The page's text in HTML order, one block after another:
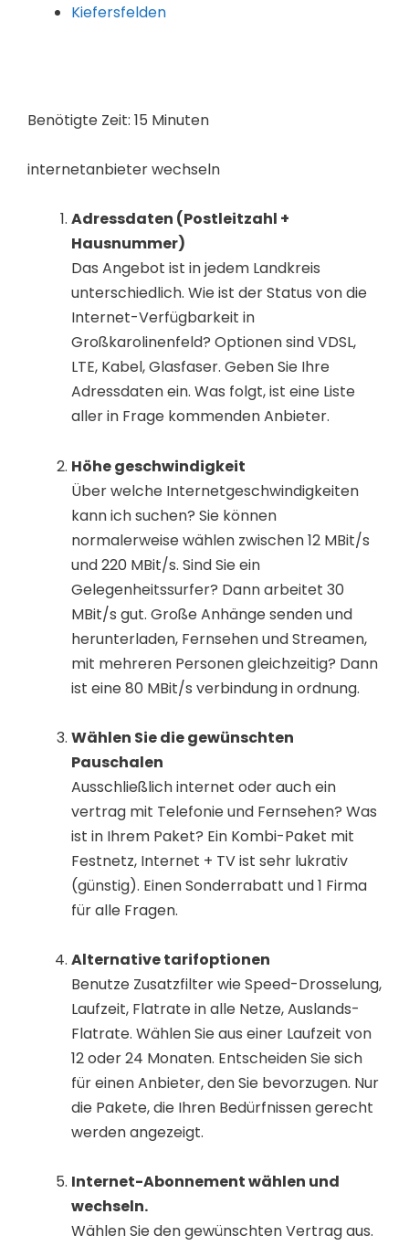
Kiefersfelden
Benötigte Zeit: 15 Minuten
internetanbieter wechseln
Adressdaten (Postleitzahl +
Hausnummer)
Das Angebot ist in jedem Landkreis
unterschiedlich. Wie ist der Status von die
Internet-Verfügbarkeit in
Großkarolinenfeld? Optionen sind VDSL,
LTE, Kabel, Glasfaser. Geben Sie Ihre
Adressdaten ein. Was folgt, ist eine Liste
aller in Frage kommenden Anbieter.
Höhe geschwindigkeit
Über welche Internetgeschwindigkeiten
kann ich suchen? Sie können
normalerweise wählen zwischen 12 MBit/s
und 220 MBit/s. Sind Sie ein
Gelegenheitssurfer? Dann arbeitet 30
MBit/s gut. Große Anhänge senden und
herunterladen, Fernsehen und Streamen,
mit mehreren Personen gleichzeitig? Dann
ist eine 80 MBit/s verbindung in ordnung.
Wählen Sie die gewünschten
Pauschalen
Ausschließlich internet oder auch ein
vertrag mit Telefonie und Fernsehen? Was
ist in Ihrem Paket? Ein Kombi-Paket mit
Festnetz, Internet + TV ist sehr lukrativ
(günstig). Einen Sonderrabatt und 1 Firma
für alle Fragen.
Alternative tarifoptionen
Benutze Zusatzfilter wie Speed-Drosselung,
Laufzeit, Flatrate in alle Netze, Auslands-
Flatrate. Wählen Sie aus einer Laufzeit von
12 oder 24 Monaten. Entscheiden Sie sich
für einen Anbieter, den Sie bevorzugen. Nur
die Pakete, die Ihren Bedürfnissen gerecht
werden angezeigt.
Internet-Abonnement wählen und
wechseln.
Wählen Sie den gewünschten Vertrag aus.